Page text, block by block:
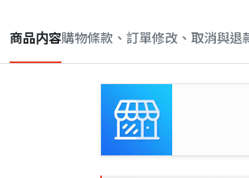
商品内容購物條款、訂單修改、取消與退